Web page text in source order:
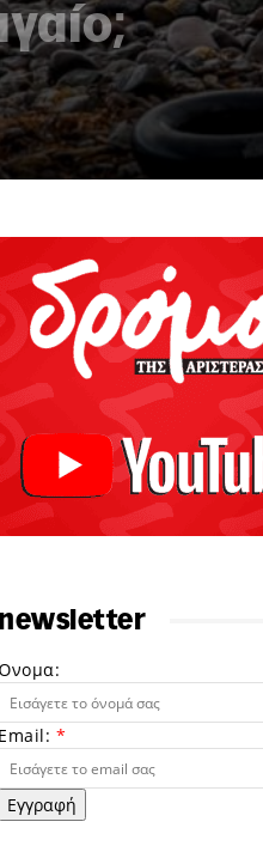
newsletter
Email: *
Εγγραφή